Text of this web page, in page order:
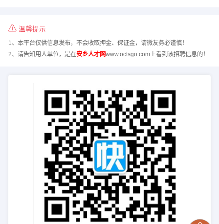
温馨提示
1、本平台仅供信息发布，不会收取押金、保证金，请微友务必谨慎！
2、请告知用人单位，是在安乡人才网www.octsgo.com上看到该招聘信息的！